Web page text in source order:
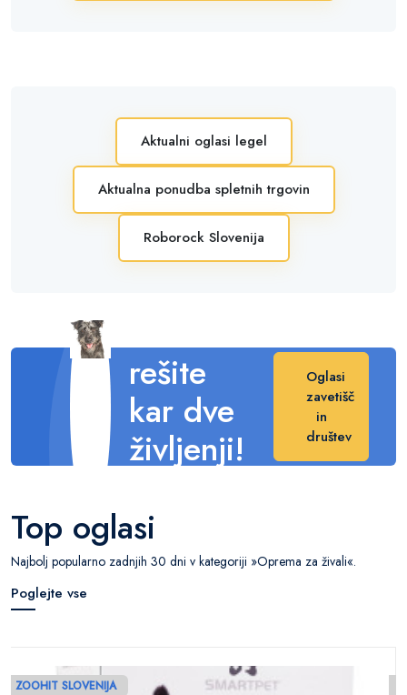
Aktualni oglasi legel
Aktualna ponudba spletnih trgovin
Roborock Slovenija
in s tem
rešite
kar dve
življenji!
življenju.
Oglasi
zavetišč
in
društev
Top oglasi
Najbolj popularno zadnjih 30 dni v kategoriji »Oprema za živali«.
Poglejte vse
ZOOHIT SLOVENIJA